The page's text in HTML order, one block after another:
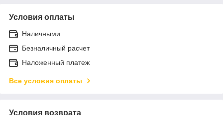
Условия оплаты
Наличными
Безналичный расчет
Наложенный платеж
Все условия оплаты
Условия возврата